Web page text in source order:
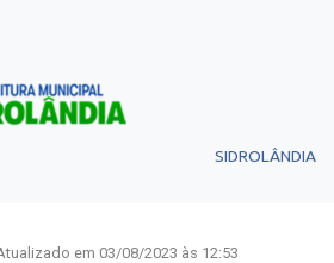
SIDROLÂNDIA
em 03/08/2023 às 12:53